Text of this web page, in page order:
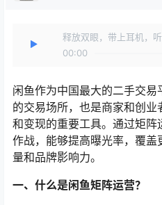
释放双眼，带上耳机，听
00:00
闲鱼作为中国最大的二手交
的交易场所，也是商家和创
和变现的重要工具。通过矩阵
作战，能够提高曝光率，覆
量和品牌影响力。
一、什么是闲鱼矩阵运营？